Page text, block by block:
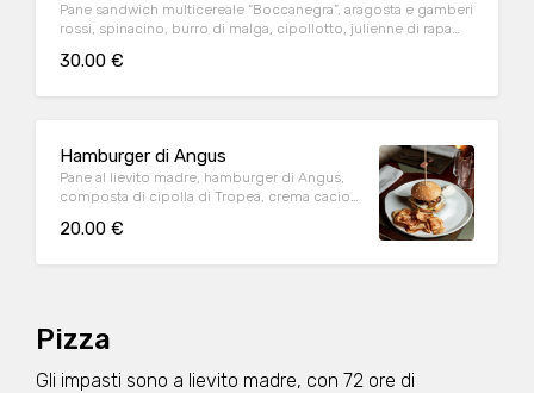
Pane sandwich multicereale “Boccanegra”, aragosta e gamberi
rossi, spinacino, burro di malga, cipollotto, julienne di rapa
30.00 €
Hamburger di Angus
Pane al lievito madre, hamburger di Angus,
composta di cipolla di Tropea, crema cacio
20.00 €
Pizza
Gli impasti sono a lievito madre, con 72 ore di